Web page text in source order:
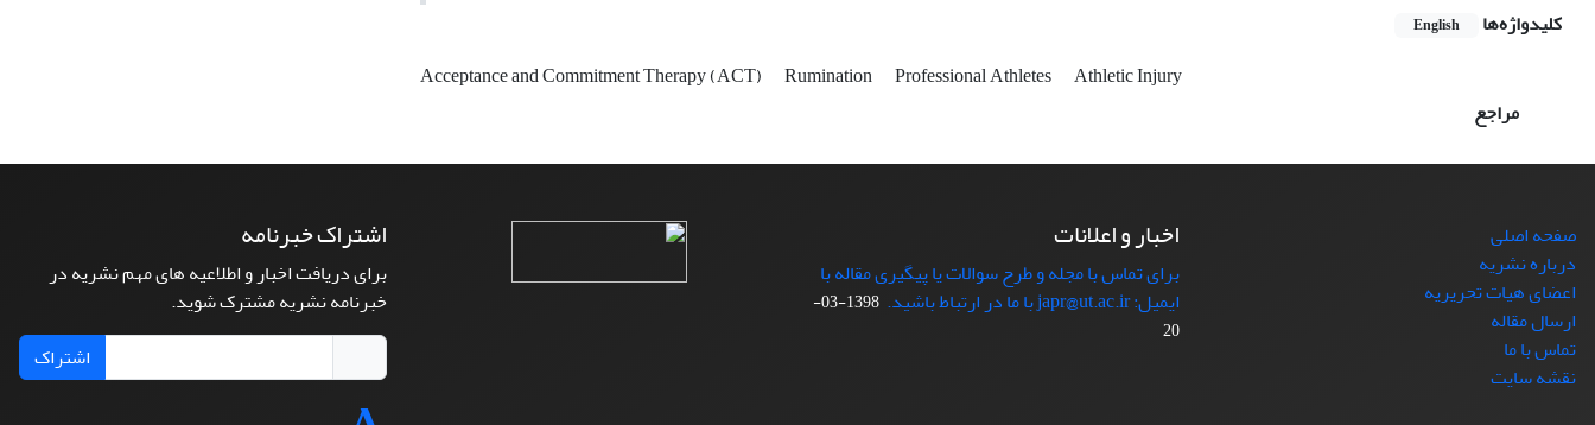
کلیدواژه‌ها
English
Acceptance and Commitment Therapy (ACT) Rumination Professional Athletes
Athletic Injury
مراجع
صفحه اصلی
درباره نشریه
اعضای هیات تحریریه
ارسال مقاله
تماس با ما
نقشه سایت
اخبار و اعلانات
برای تماس با مجله و طرح سوالات یا پیگیری مقاله با
ایمیل: japr@ut.ac.ir با ما در ارتباط باشید.
1398-03-
20
اشتراک خبرنامه
برای دریافت اخبار و اطلاعیه های مهم نشریه در
خبرنامه نشریه مشترک شوید.
اشتراک